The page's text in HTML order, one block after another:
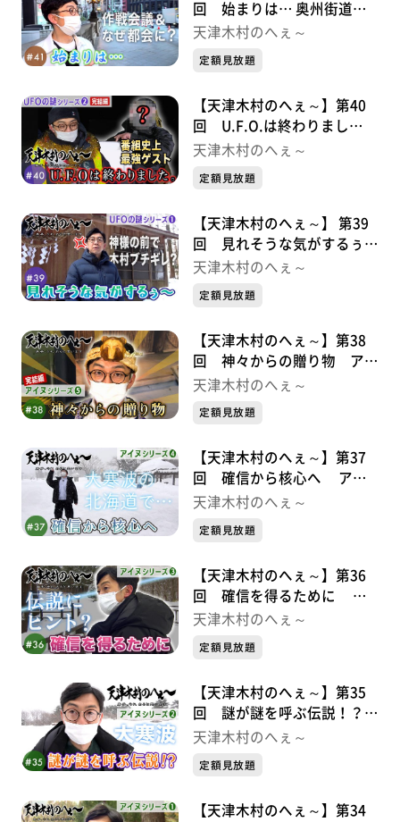
回 始まりは… 奥州街道シ
リーズ①
天津木村のへぇ～
定額見放題
【天津木村のへぇ～】第40
回 U.F.O.は終わりまし
た。 UFOの謎シリーズ②完
天津木村のへぇ～
定額見放題
【天津木村のへぇ～】 第39
回 見れそうな気がするぅ〜
UFOシリーズ①
天津木村のへぇ～
定額見放題
【天津木村のへぇ～】第38
回 神々からの贈り物 アイ
ヌシリーズ⑤完結編
天津木村のへぇ～
定額見放題
【天津木村のへぇ～】第37
回 確信から核心へ アイ
ヌシリーズ④
天津木村のへぇ～
定額見放題
【天津木村のへぇ～】第36
回 確信を得るために ア
イヌシリーズ③
天津木村のへぇ～
定額見放題
【天津木村のへぇ～】第35
回 謎が謎を呼ぶ伝説！？
アイヌシリーズ②
天津木村のへぇ～
定額見放題
【天津木村のへぇ～】第34